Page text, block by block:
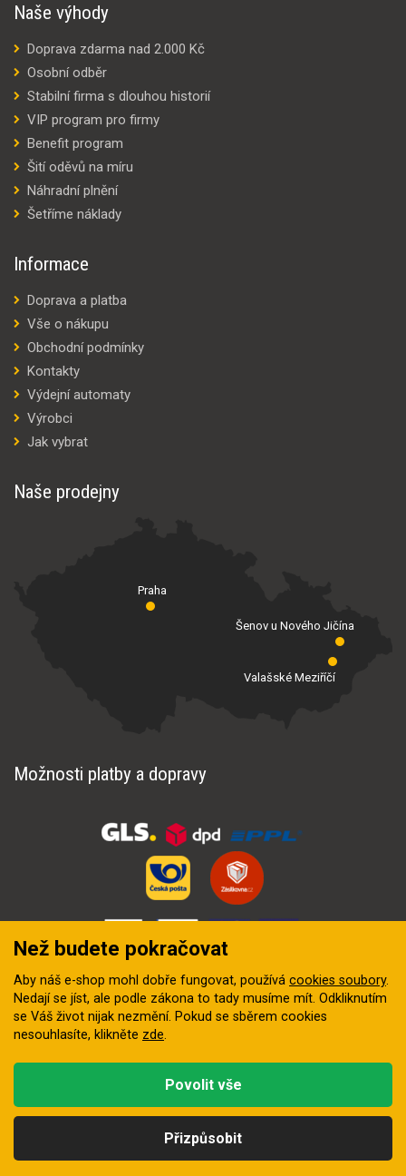
Naše výhody
Doprava zdarma nad 2.000 Kč
Osobní odběr
Stabilní firma s dlouhou historií
VIP program pro firmy
Benefit program
Šití oděvů na míru
Náhradní plnění
Šetříme náklady
Informace
Doprava a platba
Vše o nákupu
Obchodní podmínky
Kontakty
Výdejní automaty
Výrobci
Jak vybrat
Naše prodejny
Praha
Valašské Meziříčí
Šenov u Nového Jičína
Možnosti platby a dopravy
digitální agentura FEO
Než budete pokračovat
Aby náš e-shop mohl dobře fungovat, používá cookies soubory.
Nedají se jíst, ale podle zákona to tady musíme mít. Odkliknutím
se Váš život nijak nezmění. Pokud se sběrem cookies
nesouhlasíte, klikněte zde.
Přizpůsobit
Povolit vše